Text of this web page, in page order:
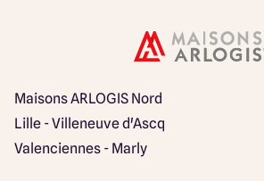
Maisons ARLOGIS Nord
Lille - Villeneuve d'Ascq
Valenciennes - Marly